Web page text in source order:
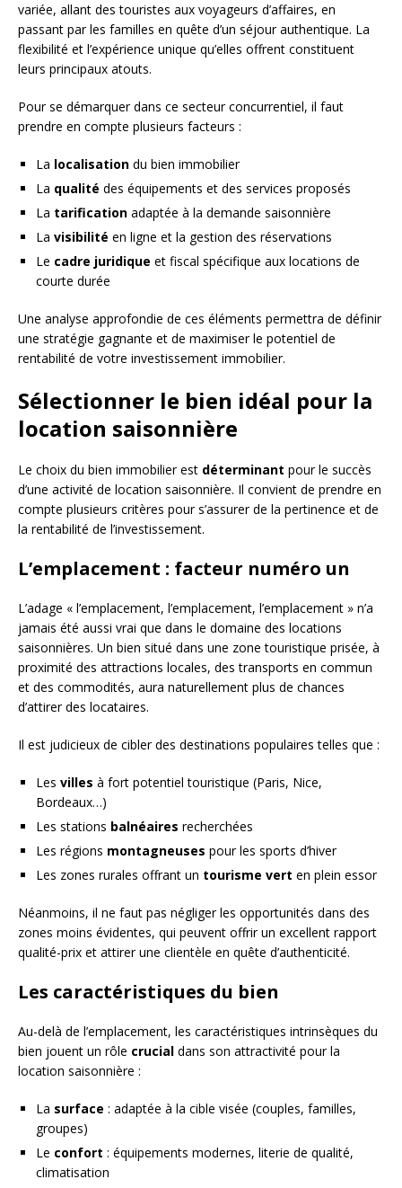
variée, allant des touristes aux voyageurs d’affaires, en
passant par les familles en quête d’un séjour authentique. La
flexibilité et l’expérience unique qu’elles offrent constituent
leurs principaux atouts.
Pour se démarquer dans ce secteur concurrentiel, il faut
prendre en compte plusieurs facteurs :
La localisation du bien immobilier
La qualité des équipements et des services proposés
La tarification adaptée à la demande saisonnière
La visibilité en ligne et la gestion des réservations
Le cadre juridique et fiscal spécifique aux locations de
courte durée
Une analyse approfondie de ces éléments permettra de définir
une stratégie gagnante et de maximiser le potentiel de
rentabilité de votre investissement immobilier.
Sélectionner le bien idéal pour la
location saisonnière
Le choix du bien immobilier est déterminant pour le succès
d’une activité de location saisonnière. Il convient de prendre en
compte plusieurs critères pour s’assurer de la pertinence et de
la rentabilité de l’investissement.
L’emplacement : facteur numéro un
L’adage « l’emplacement, l’emplacement, l’emplacement » n’a
jamais été aussi vrai que dans le domaine des locations
saisonnières. Un bien situé dans une zone touristique prisée, à
proximité des attractions locales, des transports en commun
et des commodités, aura naturellement plus de chances
d’attirer des locataires.
Il est judicieux de cibler des destinations populaires telles que :
Les villes à fort potentiel touristique (Paris, Nice,
Bordeaux…)
Les stations balnéaires recherchées
Les régions montagneuses pour les sports d’hiver
Les zones rurales offrant un tourisme vert en plein essor
Néanmoins, il ne faut pas négliger les opportunités dans des
zones moins évidentes, qui peuvent offrir un excellent rapport
qualité-prix et attirer une clientèle en quête d’authenticité.
Les caractéristiques du bien
Au-delà de l’emplacement, les caractéristiques intrinsèques du
bien jouent un rôle crucial dans son attractivité pour la
location saisonnière :
La surface : adaptée à la cible visée (couples, familles,
groupes)
Le confort : équipements modernes, literie de qualité,
climatisation